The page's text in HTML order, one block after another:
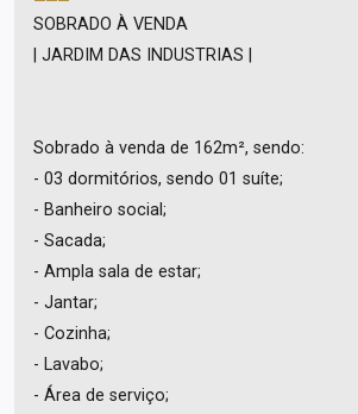
SOBRADO À VENDA
| JARDIM DAS INDUSTRIAS |
Sobrado à venda de 162m², sendo:
- 03 dormitórios, sendo 01 suíte;
- Banheiro social;
- Sacada;
- Ampla sala de estar;
- Jantar;
- Cozinha;
- Lavabo;
- Área de serviço;